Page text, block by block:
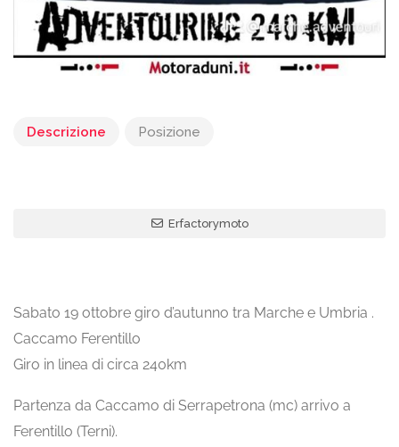
Descrizione Posizione
Erfactorymoto
Sabato 19 ottobre giro d’autunno tra Marche e Umbria .
Caccamo Ferentillo
Giro in linea di circa 240km
Partenza da Caccamo di Serrapetrona (mc) arrivo a
Ferentillo (Terni).